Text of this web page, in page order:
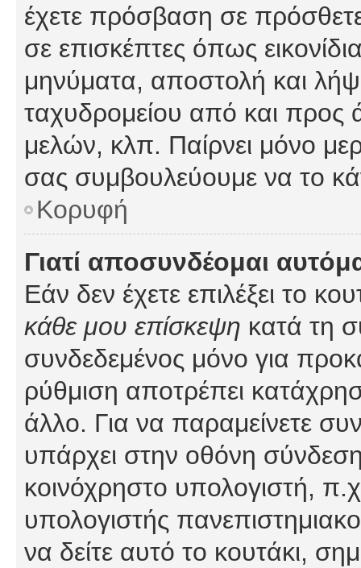
έχετε πρόσβαση σε
σε επισκέπτες όπως
μηνύματα, αποστολή και
ταχυδρομείου από και προς
μελών, κλπ. Παίρνει μόνο
σας συμβουλεύουμε να το
Κορυφή
Γιατί αποσυνδέομαι
Εάν δεν έχετε επιλέξει το
κάθε μου επίσκεψη κατά τη
συνδεδεμένος μόνο για
ρύθμιση αποτρέπει
άλλο. Για να παραμείνετε
υπάρχει στην οθόνη
κοινόχρηστο υπολογιστή,
υπολογιστής
να δείτε αυτό το κουτάκι,